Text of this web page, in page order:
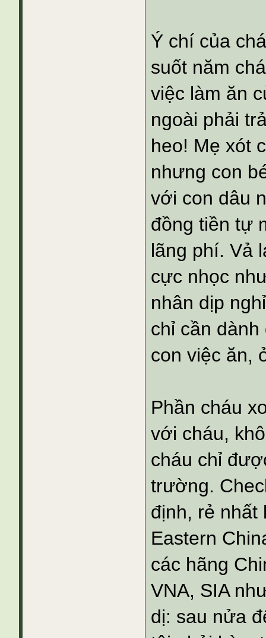
Ý chí của
suốt năm
việc làm ăn
ngoài phải
heo! Mẹ xót
nhưng con
với con dâu
đồng tiền tự
lãng phí. Vả
cực nhọc
nhân dịp
chỉ cần
con việc ăn,
Phần cháu
với cháu,
cháu chỉ
trường.
định, rẻ nhất
Eastern
các hãng
VNA, SIA
dị: sau nửa